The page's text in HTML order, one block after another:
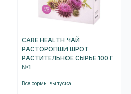
CARE HEALTH ЧАЙ
РАСТОРОПШИ ШРОТ
РАСТИТЕЛЬНОЕ СЫРЬЕ 100 Г
№1
Все формы выпуска